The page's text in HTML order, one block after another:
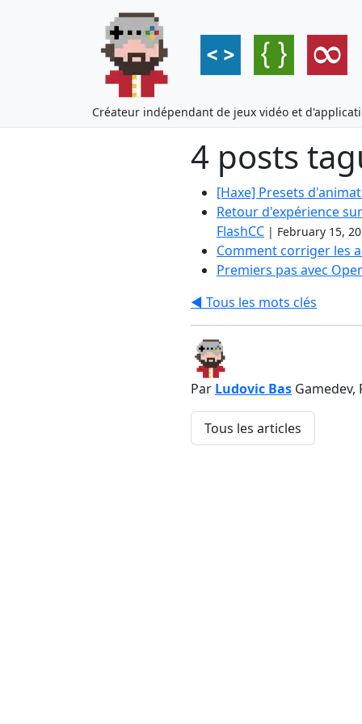
Créateur indépendant de jeux vidéo et
4 posts
[Haxe] Presets
Retour d'expérience
FlashCC | February 15,
Comment corriger les
Premiers pas avec
◀️ Tous les mots clés
Par Ludovic Bas Gamedev,
Tous les articles